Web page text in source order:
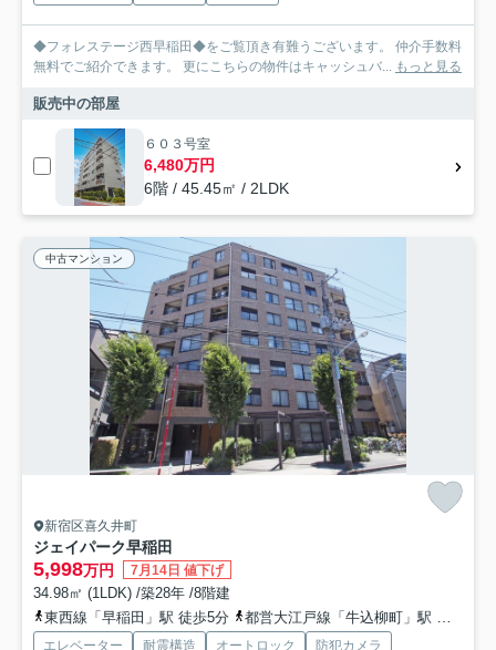
◆フォレステージ西早稲田◆をご覧頂き有難うございます。 仲介手数料
無料でご紹介できます。 更にこちらの物件はキャッシュバ...
もっと見る
販売中の部屋
６０３号室
6,480万円
6階 / 45.45㎡ / 2LDK
中古マンション
新宿区喜久井町
ジェイパーク早稲田
5,998万円 7月14日 値下げ
34.98㎡ (1LDK) /築28年 /8階建
東西線「早稲田」駅 徒歩5分
都営大江戸線「牛込柳町」駅 徒歩8分
エレベーター 耐震構造 オートロック 防犯カメラ